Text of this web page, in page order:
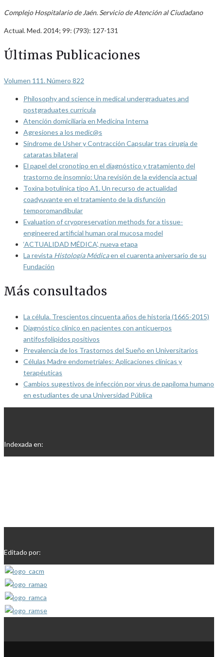
Complejo Hospitalario de Jaén. Servicio de Atención al Ciudadano
Actual. Med. 2014; 99: (793): 127-131
Últimas Publicaciones
Volumen 111. Número 822
Philosophy and science in medical undergraduates and
postgraduates curricula
Atención domiciliaria en Medicina Interna
Agresiones a los medic@s
Síndrome de Usher y Contracción Capsular tras cirugía de
cataratas bilateral
El papel del cronotipo en el diagnóstico y tratamiento del
trastorno de insomnio: Una revisión de la evidencia actual
Toxina botulínica tipo A1. Un recurso de actualidad
coadyuvante en el tratamiento de la disfunción
temporomandibular
Evaluation of cryopreservation methods for a tissue-
engineered artificial human oral mucosa model
‘ACTUALIDAD MÉDICA’, nueva etapa
La revista Histología Médicaen el cuarenta aniversario de su
Fundación
Más consultados
La célula. Trescientos cincuenta años de historia (1665-2015)
Diagnóstico clínico en pacientes con anticuerpos
antifosfolípidos positivos
Prevalencia de los Trastornos del Sueño en Universitarios
Células Madre endometriales: Aplicaciones clínicas y
terapéuticas
Cambios sugestivos de infección por virus de papiloma humano
en estudiantes de una Universidad Pública
Indexada en:
Editado por: